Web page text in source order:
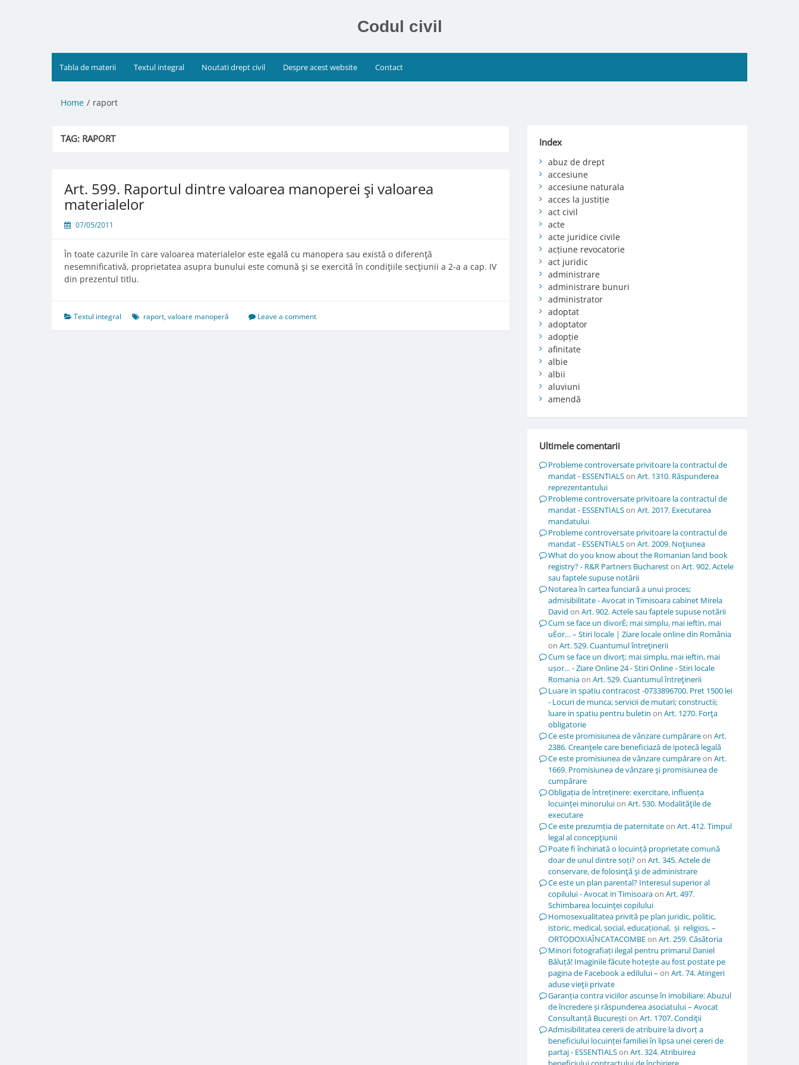
Codul civil
Tabla de materii Textul integral Noutati drept civil Despre acest website Contact
Home raport
TAG: RAPORT
Art. 599. Raportul dintre valoarea manoperei şi valoarea
materialelor
07/05/2011
În toate cazurile în care valoarea materialelor este egală cu manopera sau există o diferenţă
nesemnificativă, proprietatea asupra bunului este comună şi se exercită în condiţiile secţiunii a 2-a a cap. IV
din prezentul titlu.
Textul integral raport,valoare manoperă Leave a comment
Index
abuz de drept
accesiune
accesiune naturala
acces la justiție
act civil
acte
acte juridice civile
acțiune revocatorie
act juridic
administrare
administrare bunuri
administrator
adoptat
adoptator
adopție
afinitate
albie
albii
aluviuni
amendă
Ultimele comentarii
Probleme controversate privitoare la contractul de
mandat - ESSENTIALSon Art. 1310. Răspunderea
reprezentantului
Probleme controversate privitoare la contractul de
mandat - ESSENTIALSon Art. 2017. Executarea
mandatului
Probleme controversate privitoare la contractul de
mandat - ESSENTIALSon Art. 2009. Noţiunea
What do you know about the Romanian land book
registry? - R&R Partners Buchareston Art. 902. Actele
sau faptele supuse notării
Notarea în cartea funciară a unui proces;
admisibilitate - Avocat in Timisoara cabinet Mirela
David on Art. 902. Actele sau faptele supuse notării
Cum se face un divorÈ; mai simplu, mai ieftin, mai
uÈor… – Stiri locale | Ziare locale online din România
on Art. 529. Cuantumul întreţinerii
Cum se face un divorț; mai simplu, mai ieftin, mai
ușor… - Ziare Online 24 - Stiri Online - Stiri locale
Romaniaon Art. 529. Cuantumul întreţinerii
Luare in spatiu contracost -0733896700. Pret 1500 lei
- Locuri de munca; servicii de mutari; constructii;
luare in spatiu pentru buletin on Art. 1270. Forţa
obligatorie
Ce este promisiunea de vânzare cumpărareon Art.
2386. Creanţele care beneficiază de ipotecă legală
Ce este promisiunea de vânzare cumpărareon Art.
1669. Promisiunea de vânzare şi promisiunea de
cumpărare
Obligația de întreținere: exercitare, influența
locuinței minoruluion Art. 530. Modalităţile de
executare
Ce este prezumția de paternitateon Art. 412. Timpul
legal al concepţiunii
Poate fi închiriată o locuință proprietate comună
doar de unul dintre soți?on Art. 345. Actele de
conservare, de folosinţă şi de administrare
Ce este un plan parental? Interesul superior al
copilului - Avocat in Timisoaraon Art. 497.
Schimbarea locuinţei copilului
Homosexualitatea privită pe plan juridic, politic,
istoric, medical, social, educațional, și religios, –
ORTODOXIAÎNCATACOMBEon Art. 259. Căsătoria
Minori fotografiați ilegal pentru primarul Daniel
Băluță! Imaginile făcute hoțește au fost postate pe
pagina de Facebook a edilului – on Art. 74. Atingeri
aduse vieţii private
Garanția contra viciilor ascunse în imobiliare: Abuzul
de încredere și răspunderea asociatului – Avocat
Consultanță Bucureștion Art. 1707. Condiţii
Admisibilitatea cererii de atribuire la divorț a
beneficiului locuinței familiei în lipsa unei cereri de
partaj - ESSENTIALSon Art. 324. Atribuirea